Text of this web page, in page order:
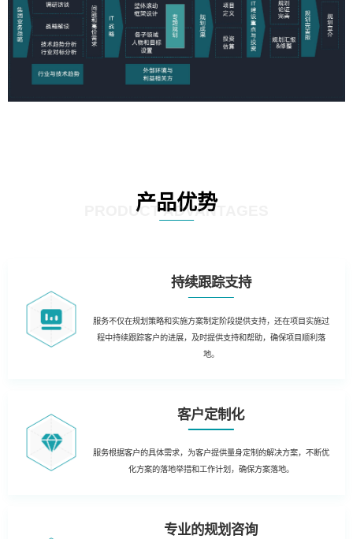
产品优势
PRODUCT ADVANTAGES
持续跟踪支持
服务不仅在规划策略和实施方案制定阶段提供支持，还在项目实施过
程中持续跟踪客户的进展，及时提供支持和帮助，确保项目顺利落
地。
客户定制化
服务根据客户的具体需求，为客户提供量身定制的解决方案，不断优
化方案的落地举措和工作计划，确保方案落地。
专业的规划咨询